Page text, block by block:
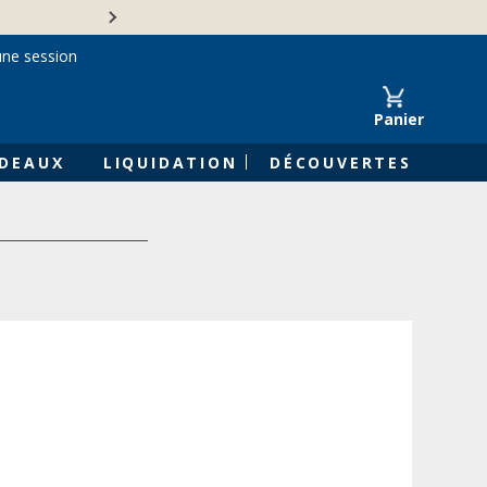
Panier
LIQUIDATION DÉCOUVERTES
session